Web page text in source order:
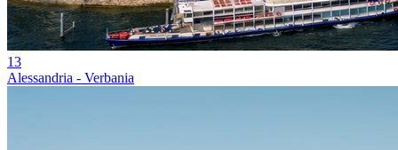
13
Alessandria - Verbania